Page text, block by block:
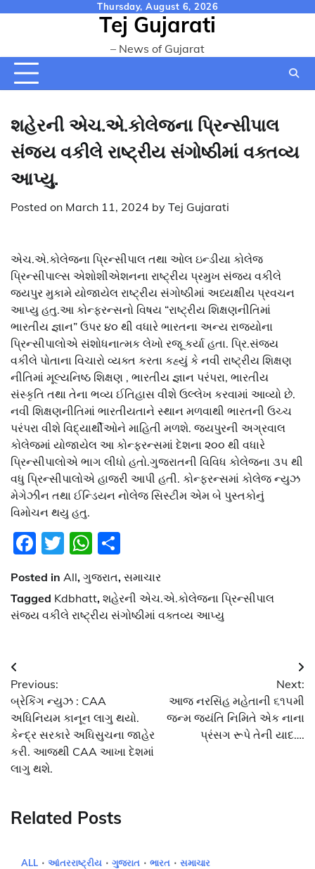
Thursday, August 6, 2026
Tej Gujarati
– News of Gujarat
શહેરની એચ.એ.કોલેજના પ્રિન્સીપાલ
સંજય વકીલે રાષ્ટ્રીય સંગોષ્ઠીમાં વક્તવ્ય
આપ્યુ.
Posted on March 11, 2024 by Tej Gujarati
એચ.એ.કોલેજના પ્રિન્સીપાલ તથા ઓલ ઇન્ડીયા કોલેજ
પ્રિન્સીપાલ્સ એશોશીએશનના રાષ્ટ્રીય પ્રમુખ સંજય વકીલે
જયપુર મુકામે યોજાયેલ રાષ્ટ્રીય સંગોષ્ઠીમાં અધ્યક્ષીય પ્રવચન
આપ્યુ હતુ.આ કોન્ફરન્સનો વિષય “રાષ્ટ્રીય શિક્ષણનીતિમાં
ભારતીય જ્ઞાન” ઉપર ૪૦ થી વધારે ભારતના અન્ય રાજ્યોના
પ્રિન્સીપાલોએ સંશોધનાત્મક લેખો રજૂ કર્યા હતા. પ્રિ.સંજય
વકીલે પોતાના વિચારો વ્યક્ત કરતા કહ્યું કે નવી રાષ્ટ્રીય શિક્ષણ
નીતિમાં મૂલ્યનિષ્ઠ શિક્ષણ , ભારતીય જ્ઞાન પરંપરા, ભારતીય
સંસ્કૃતિ તથા તેના ભવ્ય ઈતિહાસ વીશે ઉલ્લેખ કરવામાં આવ્યો છે.
નવી શિક્ષણનીતિમાં ભારતીયતાને સ્થાન મળવાથી ભારતની ઉચ્ચ
પરંપરા વીશે વિદ્યાર્થીઓને માહિતી મળશે. જયપુરની અગ્રવાલ
કોલેજમાં યોજાયેલ આ કોન્ફરન્સમાં દેશના ૨૦૦ થી વધારે
પ્રિન્સીપાલોએ ભાગ લીધો હતો.ગુજરાતની વિવિધ કોલેજના ૩૫ થી
વધુ પ્રિન્સીપાલોએ હાજરી આપી હતી. કોન્ફરન્સમાં કોલેજ ન્યુઝ
મેગેઝીન તથા ઈન્ડિયન નોલેજ સિસ્ટીમ એમ બે પુસ્તકોનું
વિમોચન થયુ હતુ.
Facebook
TwitterWhatsApp
Posted in All, ગુજરાત, સમાચાર
Tagged Kdbhatt, શહેરની એચ.એ.કોલેજના પ્રિન્સીપાલ
સંજય વકીલે રાષ્ટ્રીય સંગોષ્ઠીમાં વક્તવ્ય આપ્યુ
Post
navigation
Previous:
બ્રેકિંગ ન્યુઝ : CAA
અધિનિયમ કાનૂન લાગુ થયો.
કેન્દ્ર સરકારે અધિસુચના જાહેર
કરી. આજથી CAA આખા દેશમાં
લાગુ થશે.
Next:
આજ નરસિંહ મહેતાની ૬૧૫મી
જન્મ જયંતિ નિમિતે એક નાના
પ્રંસગ રૂપે તેની યાદ….
Related Posts
ALL આંતરરાષ્ટ્રીય ગુજરાત ભારત સમાચાર